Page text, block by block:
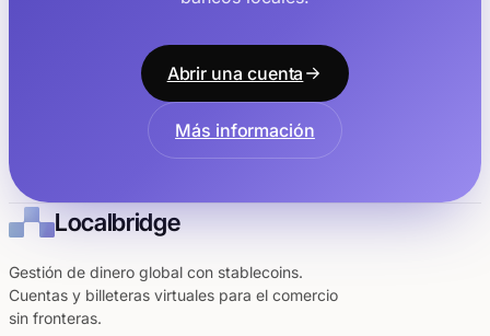
Abrir una cuenta
Más información
Localbridge
Gestión de dinero global con stablecoins.
Cuentas y billeteras virtuales para el comercio
sin fronteras.